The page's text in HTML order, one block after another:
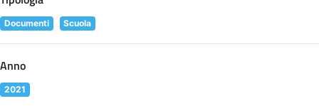
Documenti Scuola
Anno
2021